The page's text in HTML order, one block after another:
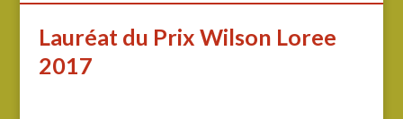
Lauréat du Prix Wilson Loree
2017